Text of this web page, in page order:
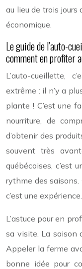
au lieu de trois
économique.
Le guide de l’auto-
comment en profiter
L’auto-cueillette,
extrême : il n’y a
plante ! C’est une
nourriture, de
d’obtenir des
souvent très
québécoises, c’est
rythme des saisons.
c’est une expérience.
L’astuce pour en
sa visite. La saison
Appeler la ferme
bonne idée pour